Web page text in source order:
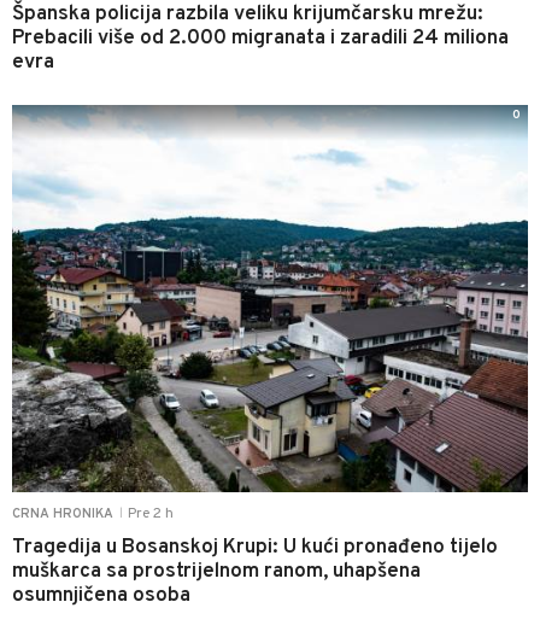
Španska policija razbila veliku krijumčarsku mrežu:
Prebacili više od 2.000 migranata i zaradili 24 miliona
evra
CRNA HRONIKA Pre 2 h
Tragedija u Bosanskoj Krupi: U kući pronađeno tijelo
muškarca sa prostrijelnom ranom, uhapšena
osumnjičena osoba
0